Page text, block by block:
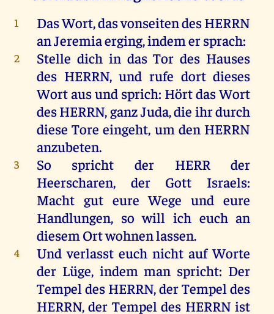
1 DasWort,dasvonseitendesHERRN
anJeremiaerging,indemersprach:
2 Stelle dich in das Tor des Hauses
des HERRN,und rufe dort dieses
Wortausund sprich: HörtdasWort
desHERRN,ganzJuda,die ihrdurch
diese Tore eingeht, um den HERRN
anzubeten.
3 So spricht der HERR
der
Heerscharen, der Gott Israels:
Macht gut eure Wege und eure
Handlungen, so will ich euch an
diesem Ortwohnenlassen.
4 Undverlasst euch nicht auf Worte
der Lüge, indem man spricht: Der
Tempel des HERRN,derTempel des
HERRN,der Tempel des HERRN ist